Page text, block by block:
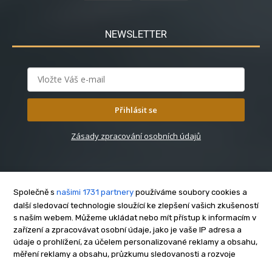
NEWSLETTER
Přihlásit se
Zásady zpracování osobních údajů
O nás
Kontakt
Reklama
Společně s našimi 1731 partnery používáme soubory cookies a
další sledovací technologie sloužící ke zlepšení vašich zkušeností
s naším webem. Můžeme ukládat nebo mít přístup k informacím v
zařízení a zpracovávat osobní údaje, jako je vaše IP adresa a
údaje o prohlížení, za účelem personalizované reklamy a obsahu,
měření reklamy a obsahu, průzkumu sledovanosti a rozvoje